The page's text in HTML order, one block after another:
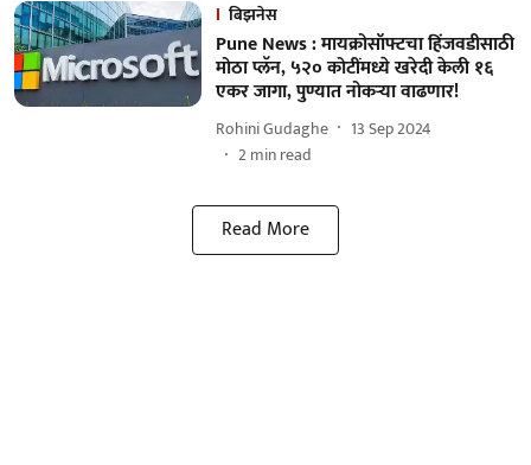
बिझनेस
Pune News : मायक्रोसॉफ्टचा हिंजवडीसाठी
मोठा प्लॅन, ५२० कोटींमध्ये खरेदी केली १६
एकर जागा, पुण्यात नोकऱ्या वाढणार!
Rohini Gudaghe
13 Sep 2024
2min read
Read More